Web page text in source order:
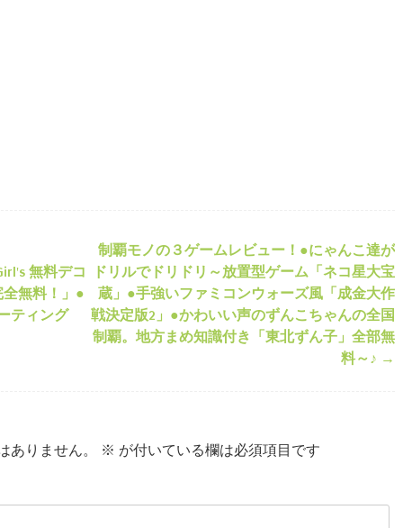
ョン
無料デコ
全無料！」●
ティング
制覇モノの３ゲームレビュー！●にゃんこ達が
ドリルでドリドリ～放置型ゲーム「ネコ星大宝
蔵」●手強いファミコンウォーズ風「成金大作
戦決定版2」●かわいい声のずんこちゃんの全国
制覇。地方まめ知識付き「東北ずん子」全部無
料～♪ →
ありません。 ※ が付いている欄は必須項目です